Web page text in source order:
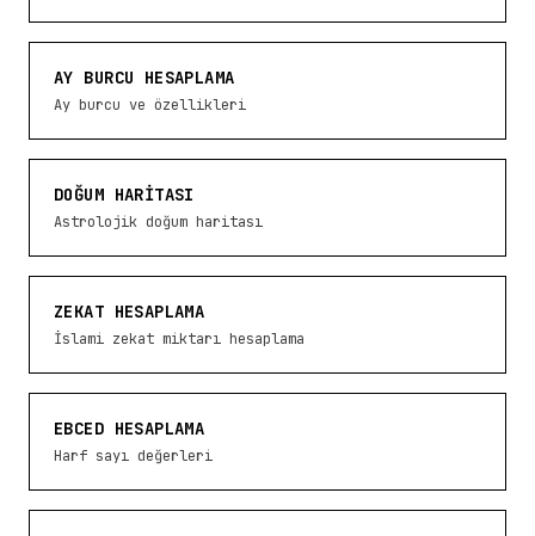
AY BURCU HESAPLAMA
Ay burcu ve özellikleri
DOĞUM HARITASI
Astrolojik doğum haritası
ZEKAT HESAPLAMA
İslami zekat miktarı hesaplama
EBCED HESAPLAMA
Harf sayı değerleri